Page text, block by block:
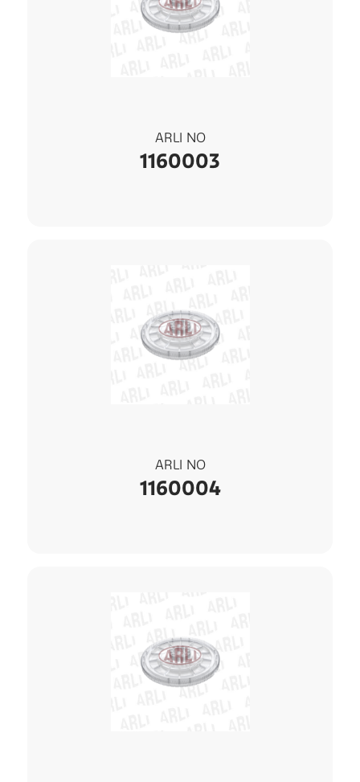
ARLI NO
1160003
ARLI NO
1160004